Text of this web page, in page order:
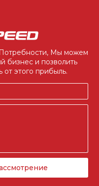
Мы можем
бизнес и позволить
от этого прибыль.